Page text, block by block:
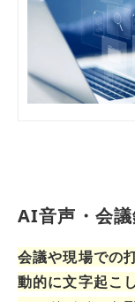
AI音声・会
会議や現場での
動的に文字起こ